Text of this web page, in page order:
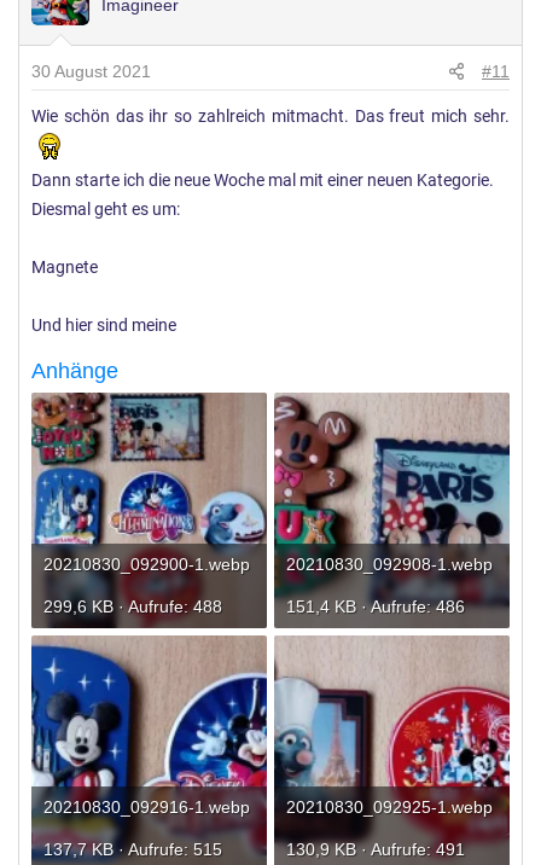
t
n
g
e
n
:
Imagineer
30 August 2021 #11
Wie schön das ihr so zahlreich mitmacht. Das freut mich sehr.
Dann starte ich die neue Woche mal mit einer neuen Kategorie.
Diesmal geht es um:
Magnete
Und hier sind meine
Anhänge
20210830_092900-1.webp
299,6 KB · Aufrufe: 488
20210830_092908-1.webp
151,4 KB · Aufrufe: 486
20210830_092916-1.webp
137,7 KB · Aufrufe: 515
20210830_092925-1.webp
130,9 KB · Aufrufe: 491